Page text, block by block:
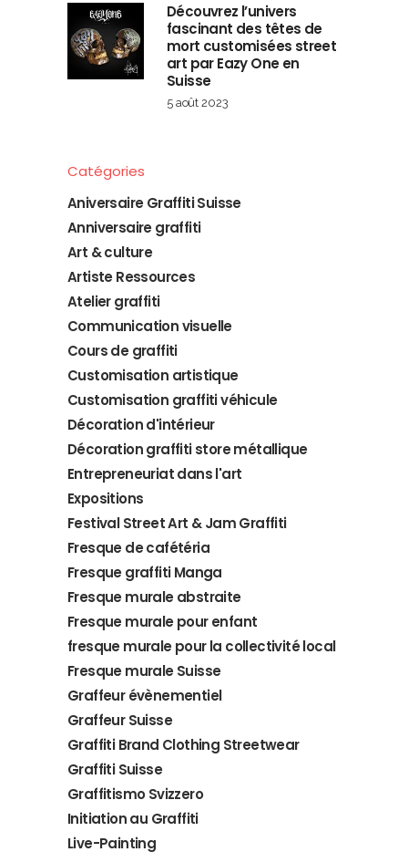
Découvrez l’univers
fascinant des têtes de
mort customisées street
art par Eazy One en
Suisse
5 août 2023
Catégories
Aniversaire Graffiti Suisse
Anniversaire graffiti
Art & culture
Artiste Ressources
Atelier graffiti
Communication visuelle
Cours de graffiti
Customisation artistique
Customisation graffiti véhicule
Décoration d'intérieur
Décoration graffiti store métallique
Entrepreneuriat dans l'art
Expositions
Festival Street Art & Jam Graffiti
Fresque de cafétéria
Fresque graffiti Manga
Fresque murale abstraite
Fresque murale pour enfant
fresque murale pour la collectivité local
Fresque murale Suisse
Graffeur évènementiel
Graffeur Suisse
Graffiti Brand Clothing Streetwear
Graffiti Suisse
Graffitismo Svizzero
Initiation au Graffiti
Live-Painting